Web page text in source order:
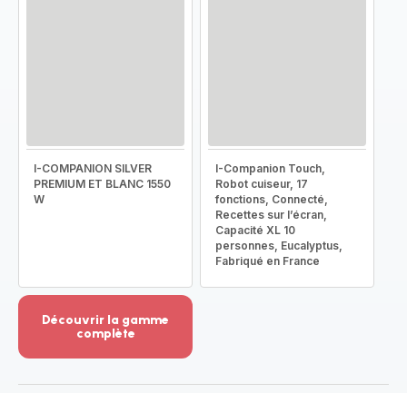
I-COMPANION SILVER
PREMIUM ET BLANC 1550
W
I-Companion Touch,
Robot cuiseur, 17
fonctions, Connecté,
Recettes sur l’écran,
Capacité XL 10
personnes, Eucalyptus,
Fabriqué en France
Découvrir la gamme
complète
-